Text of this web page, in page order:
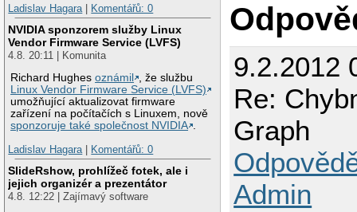
Ladislav Hagara| Komentářů: 0
NVIDIA sponzorem služby Linux
Vendor Firmware Service (LVFS)
4.8. 20:11 | Komunita
Richard Hughesoznámil
, že službu
Linux Vendor Firmware Service (LVFS)
umožňující aktualizovat firmware
zařízení na počítačích s Linuxem, nově
sponzoruje také společnost NVIDIA .
Ladislav Hagara| Komentářů: 0
SlideRshow, prohlížeč fotek, ale i
jejich organizér a prezentátor
4.8. 12:22 | Zajímavý software
9.2.2012
Re:
Graph
Admin